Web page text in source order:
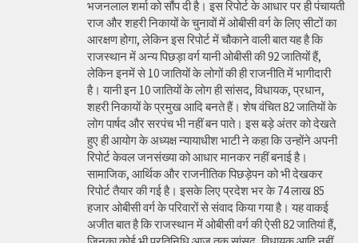
भजनलाल शर्मा को सौंप दी है। इस रिपोर्ट के आधार पर ही पंचायती
राज और शहरी निकायों के चुनावों में ओबीसी वर्ग के लिए सीटों का
आरक्षण होगा, लेकिन इस रिपोर्ट में चौकाने वाली बात यह है कि
राजस्थान में अन्य पिछड़ा वर्ग यानी ओबीसी की 92 जातियों हैं,
लेकिन इनमें से 10 जातियों के लोगों की ही राजनीति में भागीदारी
है। यानी इन 10 जातियों के लोग ही सांसद, विधायक, प्रधान,
शहरी निकायों के प्रमुख आदि बनते हैं। शेष वंचित 82 जातियों के
लोग पार्षद और सरपंच भी नहीं बन पाते। इस बड़े अंतर को देखते
हुए ही आयोग के अध्यक्ष न्यायाधीश भाटी ने कहा कि उन्होंने अपनी
रिपोर्ट केवल जनसंख्या को आधार मानकर नहीं बनाई है।
सामाजिक, आर्थिक और राजनीतिक पिछड़ेपन को भी देखकर
रिपोर्ट तैयार की गई है। इसके लिए प्रदेश भर के 74 लाख 85
हजार ओबीसी वर्ग के परिवारों से संवाद किया गया है। यह वाकई
अजीत बात है कि राजस्थान में ओबीसी वर्ग की ऐसी 82 जातियां हैं,